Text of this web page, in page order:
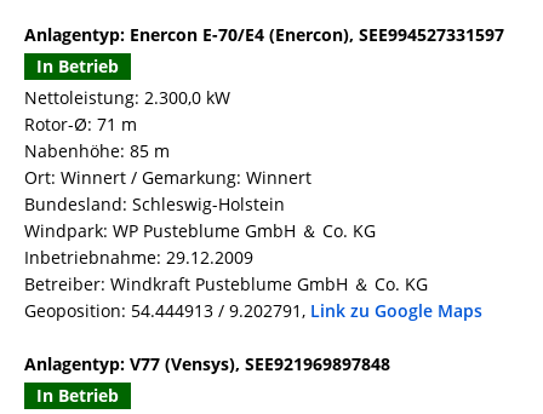
Anlagentyp: Enercon E-70/E4 (Enercon), SEE994527331597
In Betrieb
Nettoleistung: 2.300,0 kW
Rotor-Ø: 71 m
Nabenhöhe: 85 m
Ort: Winnert / Gemarkung: Winnert
Bundesland: Schleswig-Holstein
Windpark: WP Pusteblume GmbH ＆ Co. KG
Inbetriebnahme: 29.12.2009
Betreiber: Windkraft Pusteblume GmbH ＆ Co. KG
Geoposition: 54.444913 / 9.202791, Link zu Google Maps
Anlagentyp: V77 (Vensys), SEE921969897848
In Betrieb